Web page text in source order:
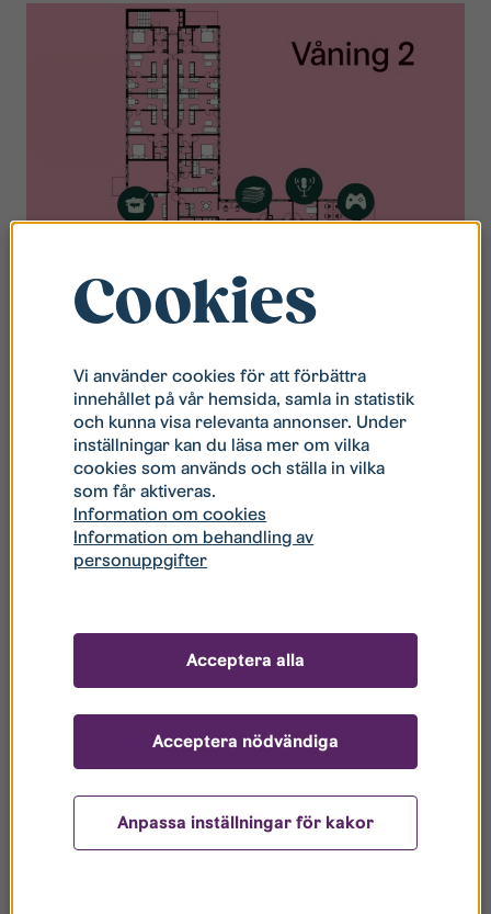
Cookies
Vi använder cookies för att förbättra
innehållet på vår hemsida, samla in statistik
och kunna visa relevanta annonser. Under
inställningar kan du läsa mer om vilka
cookies som används och ställa in vilka
som får aktiveras.
Information om cookies
Information om behandling av
personuppgifter
Anpassa inställningar för kakor
Acceptera nödvändiga
Acceptera alla